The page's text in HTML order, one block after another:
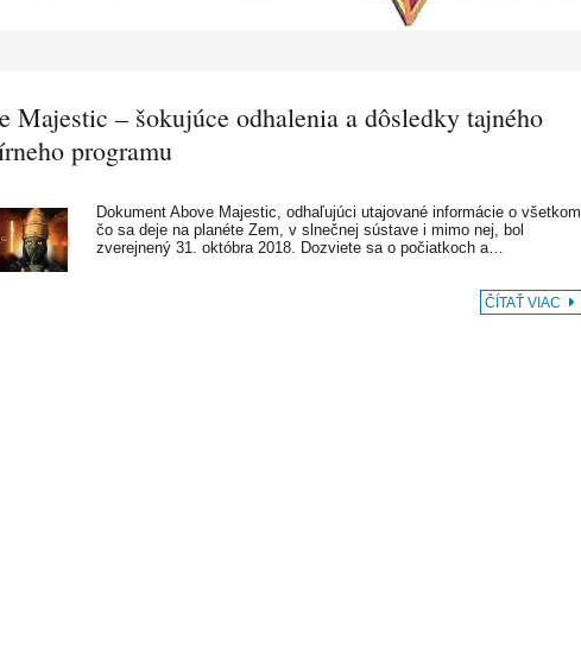
Majestic – šokujúce odhalenia a dôsledky tajného
programu
Dokument Above Majestic, odhaľujúci utajované informácie o všetkom
čo sa deje na planéte Zem, v slnečnej sústave i mimo nej, bol
zverejnený 31. októbra 2018. Dozviete sa o počiatkoch a…
ČÍTAŤ VIAC